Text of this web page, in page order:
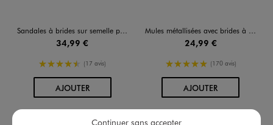
Sandales à brides sur semelle plateforme femme - 5 Miles
34,99 €
4.5/5 de moyenne
(17 avis)
AJOUTERAU PANIER
Mules métallisées avec brides à boucle femme - Valentina Baldano
24,99 €
5/5 de moyenne
(170 avis)
AJOUTERAU PANIER
Continuer sans accepter